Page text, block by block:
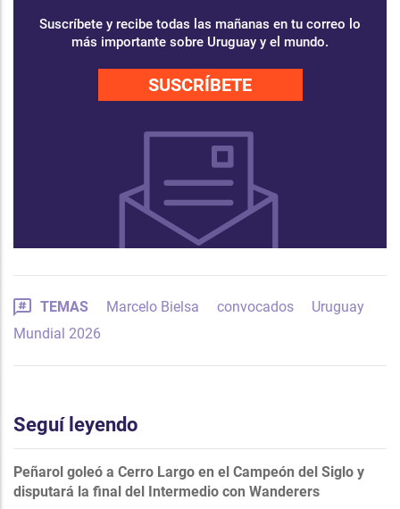
Suscríbete y recibe todas las mañanas en tu correo lo
más importante sobre Uruguay y el mundo.
SUSCRÍBETE
TEMAS Marcelo Bielsa convocados
Uruguay
Mundial 2026
Seguí leyendo
Peñarol goleó a Cerro Largo en el Campeón del Siglo y
disputará la final del Intermedio con Wanderers